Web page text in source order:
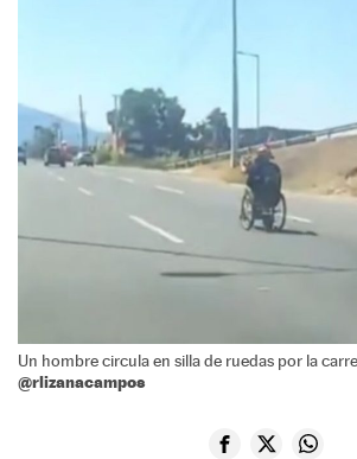
Un hombre circula en silla de ruedas por la
@rlizanacampos